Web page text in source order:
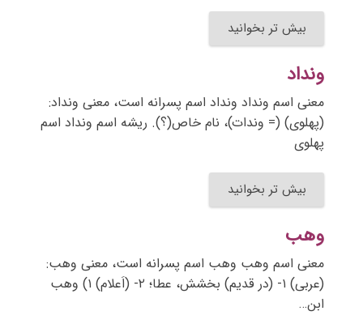
بیش تر بخوانید
ونداد
معنی اسم ونداد ونداد اسم پسرانه است، معنی ونداد:
(پهلوی) (= وندات)، نام خاص(؟). ریشه اسم ونداد اسم
پهلوی
بیش تر بخوانید
وهب
معنی اسم وهب وهب اسم پسرانه است، معنی وهب:
(عربی) ۱- (در قدیم) بخشش، عطا؛ ۲- (اَعلام) ۱) وهب
ابن…